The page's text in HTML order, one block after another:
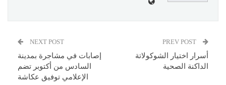
أسرار اختيار الشوكولاتة
الداكنة الصحية
NEXT POST
إصابات في مشاجرة بمدينة
السادس من أكتوبر تضم
الإعلامي توفيق عكاشة